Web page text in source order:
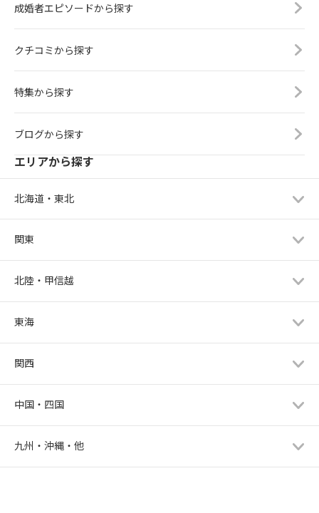
成婚者エピソードから探す
クチコミから探す
特集から探す
ブログから探す
エリアから探す
北海道・東北
関東
北陸・甲信越
東海
関西
中国・四国
九州・沖縄・他